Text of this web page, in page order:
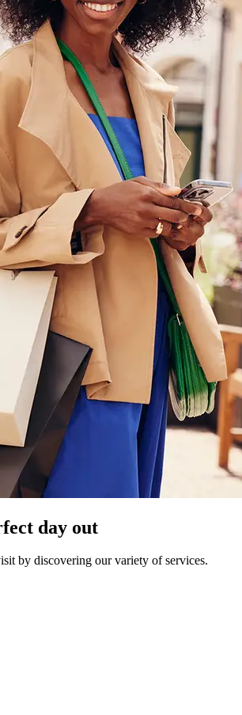
day out
by discovering our variety of services.